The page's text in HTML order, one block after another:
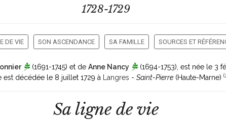
1728-1729
DE VIE SON ASCENDANCE SA FAMILLE SOURCES ET
(1691-1745) et de Anne Nancy (1694-1753) , est née le 3
est décédée le 8 juillet 1729 à Langres - Saint-Pierre (Haute-Marne) (
Sa ligne de vie